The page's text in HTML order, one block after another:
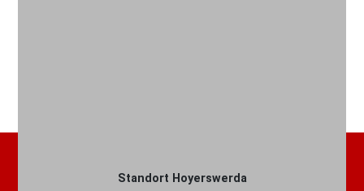
Standort Hoyerswerda